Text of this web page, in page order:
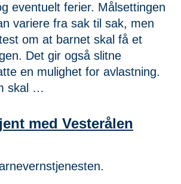
eventuelt ferier. Målsettingen
variere fra sak til sak, men
om at barnet skal få et
Det gir også slitne
en mulighet for avlastning.
skal …
med Vesterålen